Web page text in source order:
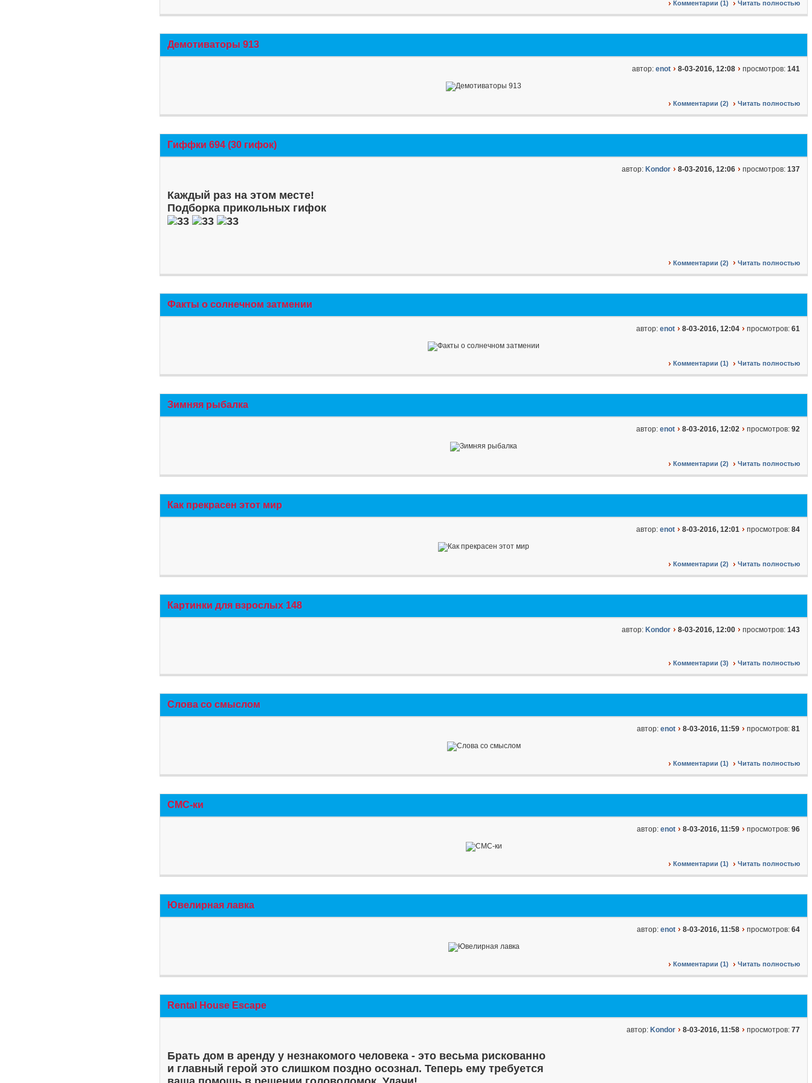
Комментарии (1) Читать полностью
Демотиваторы 913
автор: enot 8-03-2016, 12:08 просмотров: 141
Комментарии (2) Читать полностью
Гиффки 694 (30 гифок)
автор: Kondor 8-03-2016, 12:06 просмотров: 137
Каждый раз на этом месте!
Подборка прикольных гифок
Комментарии (2) Читать полностью
Факты о солнечном затмении
автор: enot 8-03-2016, 12:04 просмотров: 61
Комментарии (1) Читать полностью
Зимняя рыбалка
автор: enot 8-03-2016, 12:02 просмотров: 92
Комментарии (2) Читать полностью
Как прекрасен этот мир
автор: enot 8-03-2016, 12:01 просмотров: 84
Комментарии (2) Читать полностью
Картинки для взрослых 148
автор: Kondor 8-03-2016, 12:00 просмотров: 143
Комментарии (3) Читать полностью
Слова со смыслом
автор: enot 8-03-2016, 11:59 просмотров: 81
Комментарии (1) Читать полностью
СМС-ки
автор: enot 8-03-2016, 11:59 просмотров: 96
Комментарии (1) Читать полностью
Ювелирная лавка
автор: enot 8-03-2016, 11:58 просмотров: 64
Комментарии (1) Читать полностью
Rental House Escape
автор: Kondor 8-03-2016, 11:58 просмотров: 77
Брать дом в аренду у незнакомого человека - это весьма рискованно
и главный герой это слишком поздно осознал. Теперь ему требуется